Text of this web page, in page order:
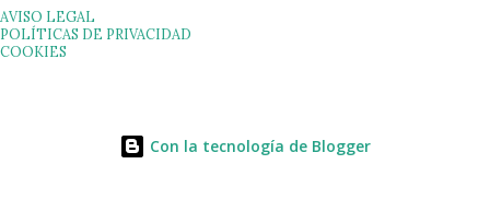
AVISO LEGAL
POLÍTICAS DE PRIVACIDAD
COOKIES
Con la tecnología de Blogger